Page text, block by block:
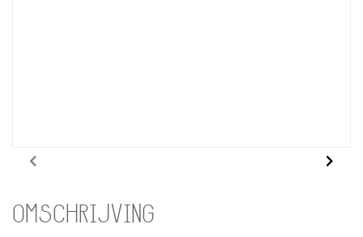
OMSCHRIJVING